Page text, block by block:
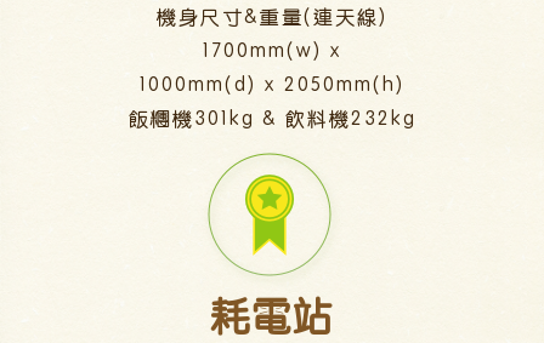
機身尺寸&重量(連天線)
1700mm(w) x
1000mm(d) x 2050mm(h)
飯糰機301kg & 飲料機232kg
耗電站